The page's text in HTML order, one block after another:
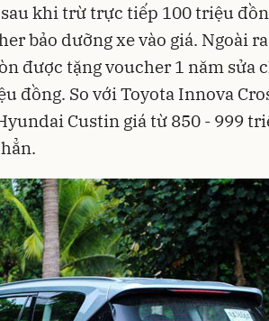
khi trừ trực tiếp 100 triệu
bảo dưỡng xe vào giá. Ngoài
được tặng voucher 1 năm sửa
đồng. So với Toyota Innova
Custin giá từ 850 - 999